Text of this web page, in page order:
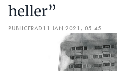
Hantera
Lediga jobb
Annonsera
heller”
PUBLICERAD 11 JAN 2021, 05:45